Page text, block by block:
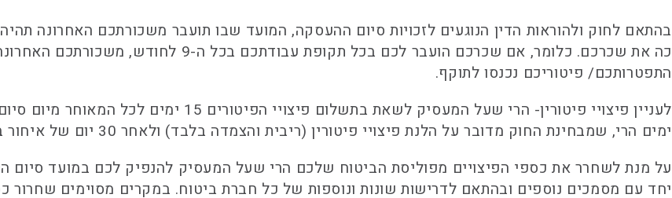
בהתאם לחוק ולהוראות הדין הנוגעים לזכויות סיום ההעסקה, המועד שבו תועבר משכורתכם האחרונה
התפטרותכם/ פיטוריכם נכנסו לתוקף.
ימים הרי, שמבחינת החוק מדובר על הלנת פיצויי פיטורין (ריבית והצמדה בלבד) ולאחר 30 יום של איחור בתשלום זה מדובר על תשלום פיצויי הלנה מלאים.